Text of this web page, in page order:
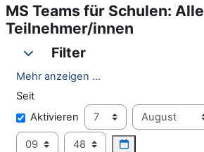
MS Teams für Schulen: Alle
Teilnehmer/innen
Filter
Filter Filter
Mehr anzeigen ...
Seit
SeitAktivieren Tag Monat
Stunde Minute